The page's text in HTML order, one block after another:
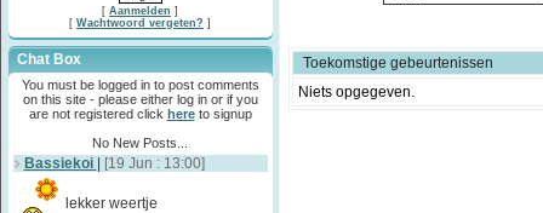
[ Aanmelden ]
[ Wachtwoord vergeten? ]
Chat Box
You must be logged in to post comments
on this site - please either log in or if you
are not registered click hereto signup
No New Posts...
Bassiekoi [19 Jun : 13:00]
lekker weertje
Toekomstige gebeurtenissen
Niets opgegeven.